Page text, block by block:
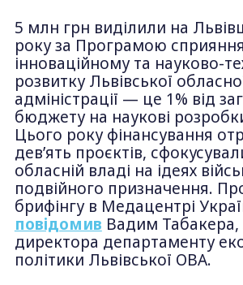
5 млн грн виділили на
року за Програмою сприяння
інноваційному та науково-
розвитку Львівської
адміністрації — це 1% від
бюджету на наукові
Цього року фінансування
дев’ять проєктів,
обласній владі на ідеях
подвійного призначення.
брифінгу в Медацентрі
повідомив Вадим Табакера,
директора департаменту
політики Львівської ОВА.